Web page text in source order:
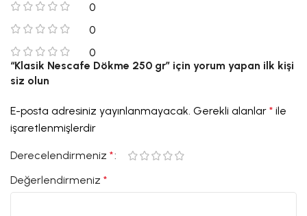
0
0
0
“Klasik Nescafe Dökme 250 gr” için yorum yapan ilk kişi
siz olun
E-posta adresiniz yayınlanmayacak. Gerekli alanlar* ile
işaretlenmişlerdir
Derecelendirmeniz*
Değerlendirmeniz*